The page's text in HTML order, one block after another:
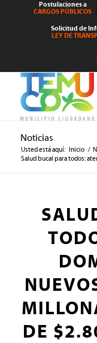
Postulaciones a
CARGOS PÚBLICOS
Solicitud de
LEY DE
Noticias
Usted está aquí: Inicio /
Salud bucal para todos:
DE